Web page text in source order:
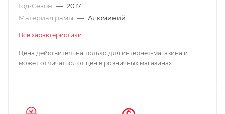
Год-Сезон — 2017
Материал рамы — Алюминий
Все характеристики
Цена действительна только для интернет-магазина и
может отличаться от цен в розничных магазинах